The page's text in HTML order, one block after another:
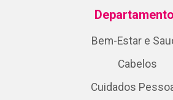
Bem-Estar e
Cabelos
Cuidados